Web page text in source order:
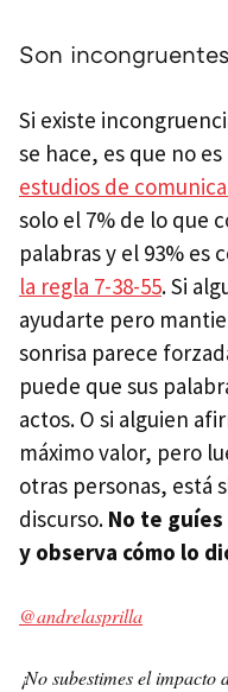
Son incongruentes
Si existe
se hace, es que no
estudios de
solo el 7% de lo que
palabras y el 93% es
la regla 7-38-55. Si
ayudarte pero
sonrisa parece
puede que sus
actos. O si alguien
máximo valor, pero
otras personas, está
discurso. No te
y observa cómo lo
@andrelasprilla
¡No subestimes el